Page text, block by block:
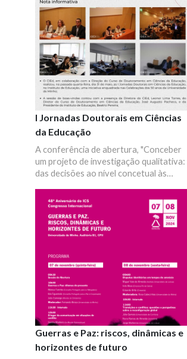
reconfiguração global. Convocaram-se
diferentes áreas do saber e do fazer,
pretendeu-se, afinal, evidenciar a
importância e a necessidade da
intervenção das ciências sociais e
humanas na discussão e na construção
de perspetivas centradas nas
inquietações do presente e na projeção
do que poderiam ser os desafios
futuros à escala global.
I Jornadas Doutorais em Ciências
da Educação
A conferência de abertura, "Conceber
um projeto de investigação qualitativa:
das decisões ao nível concetual às
proferida por Cristina Vieira, da
Faculdade de Psicologia e Ciências da
Educação da Universidade de Coimbra.
Guerras e Paz: riscos, dinâmicas e
horizontes de futuro